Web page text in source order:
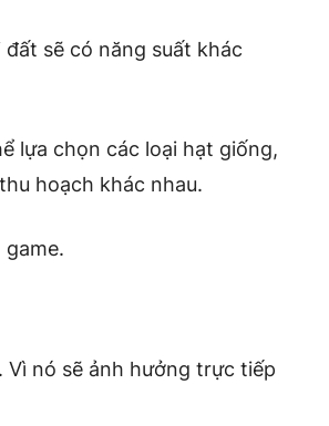
sẽ có năng suất khác
lựa chọn các loại hạt giống,
hoạch khác nhau.
nó sẽ ảnh hưởng trực tiếp